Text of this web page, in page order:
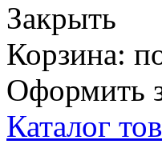
Закрыть
Корзина:
Оформить
Каталог